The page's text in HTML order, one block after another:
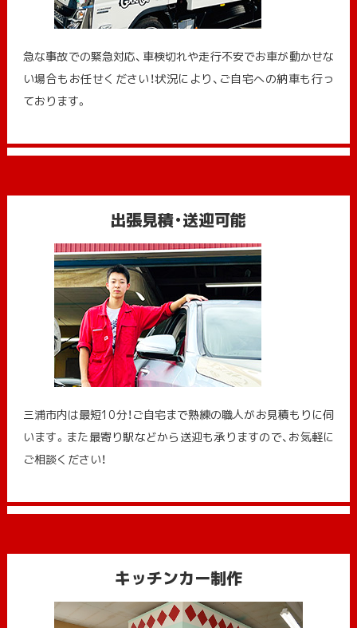
急な事故での緊急対応、車検切れや走行不安でお車が動かせな
い場合もお任せください！状況により、ご自宅への納⾞も⾏っ
ております。
出張見積・送迎可能
三浦市内は最短10分！ご自宅まで熟練の職人がお見積もりに伺
います。また最寄り駅などから送迎も承りますので、お気軽に
ご相談ください！
キッチンカー制作